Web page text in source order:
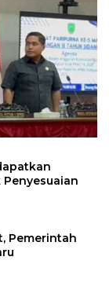
Pemerintah